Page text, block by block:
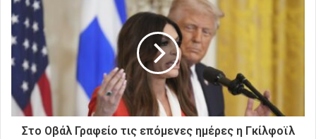
σ
α
δ
ε
Στο Οβάλ Γραφείο τις επόμενες ημέρες η Γκίλφοϊλ